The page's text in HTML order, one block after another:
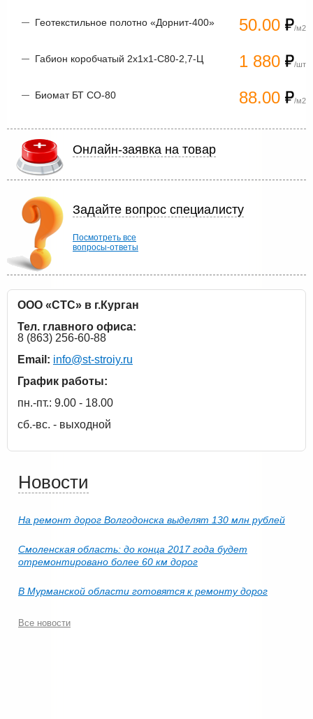
50.00 /м2
Геотекстильное полотно «Дорнит-400»
1 880 /шт
Габион коробчатый 2х1х1-С80-2,7-Ц
88.00 /м2
Биомат БТ СО-80
Онлайн-заявка на товар
Задайте вопрос специалисту
Посмотреть все
вопросы-ответы
ООО «СТС» в г.Курган
Тел. главного офиса:
8 (863) 256-60-88
Email: info@st-stroiy.ru
График работы:
пн.-пт.: 9.00 - 18.00
сб.-вс. - выходной
Новости
На ремонт дорог Волгодонска выделят 130 млн рублей
Смоленская область: до конца 2017 года будет
отремонтировано более 60 км дорог
В Мурманской области готовятся к ремонту дорог
Все новости